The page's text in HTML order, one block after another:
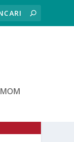
MOM